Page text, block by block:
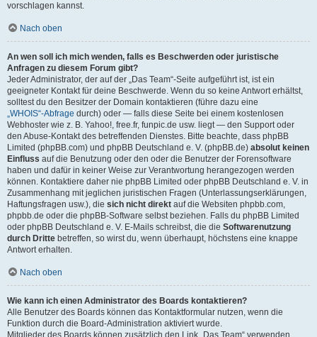
vorschlagen kannst.
Nach oben
An wen soll ich mich wenden, falls es Beschwerden oder juristische
Anfragen zu diesem Forum gibt?
Jeder Administrator, der auf der „Das Team“-Seite aufgeführt ist, ist ein
geeigneter Kontakt für deine Beschwerde. Wenn du so keine Antwort erhältst,
solltest du den Besitzer der Domain kontaktieren (führe dazu eine
„WHOIS“-Abfrage durch) oder — falls diese Seite bei einem kostenlosen
Webhoster wie z. B. Yahoo!, free.fr, funpic.de usw. liegt — den Support oder
den Abuse-Kontakt des betreffenden Dienstes. Bitte beachte, dass phpBB
Limited (phpBB.com) und phpBB Deutschland e. V. (phpBB.de) absolut keinen
Einfluss auf die Benutzung oder den oder die Benutzer der Forensoftware
haben und dafür in keiner Weise zur Verantwortung herangezogen werden
können. Kontaktiere daher nie phpBB Limited oder phpBB Deutschland e. V. in
Zusammenhang mit jeglichen juristischen Fragen (Unterlassungserklärungen,
Haftungsfragen usw.), die sich nicht direkt auf die Websiten phpbb.com,
phpbb.de oder die phpBB-Software selbst beziehen. Falls du phpBB Limited
oder phpBB Deutschland e. V. E-Mails schreibst, die die Softwarenutzung
durch Dritte betreffen, so wirst du, wenn überhaupt, höchstens eine knappe
Antwort erhalten.
Nach oben
Wie kann ich einen Administrator des Boards kontaktieren?
Alle Benutzer des Boards können das Kontaktformular nutzen, wenn die
Funktion durch die Board-Administration aktiviert wurde.
Mitglieder des Boards können zusätzlich den Link „Das Team“ verwenden.